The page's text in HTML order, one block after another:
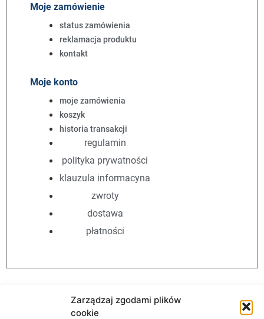
Zarządzaj zgodami plików
cookie
Moje zamówienie
status zamówienia
reklamacja produktu
kontakt
Moje konto
moje zamówienia
koszyk
historia transakcji
regulamin
polityka prywatności
klauzula informacyna
zwroty
dostawa
płatności